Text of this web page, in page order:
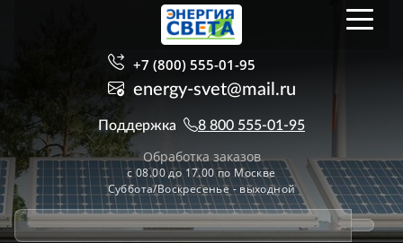
+7 (800) 555-01-95
energy-svet@mail.ru
Поддержка 8 800 555-01-95
Обработка заказов
с 08.00 до 17.00 по Москве
Суббота/Воскресенье - выходной